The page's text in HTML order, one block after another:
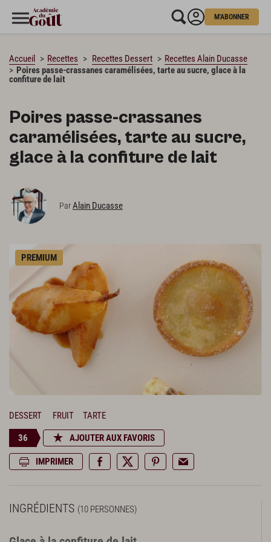
M'ABONNER
Accueil Recettes Recettes Dessert
Recettes Alain Ducasse
Poires passe-crassanes caramélisées, tarte au sucre, glace à la
confiture de lait
Poires passe-crassanes
caramélisées, tarte au sucre,
glace à la confiture de lait
ParAlain Ducasse
PREMIUM
DESSERT FRUIT TARTE
36 AJOUTER AUX FAVORIS
IMPRIMER
INGRÉDIENTS (10 PERSONNES)
CHARGEMENT…